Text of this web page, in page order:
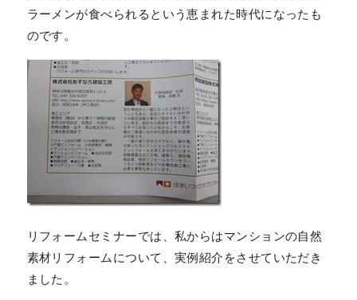
ラーメンが食べられるという恵まれた時代になったも
のです。
リフォームセミナーでは、私からはマンションの自然
素材リフォームについて、実例紹介をさせていただき
ました。